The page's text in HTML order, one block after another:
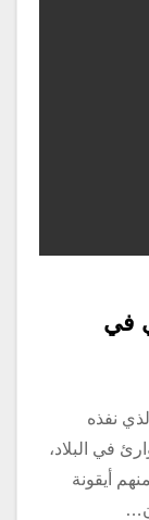
في
نفذه
في البلاد،
أيقونة